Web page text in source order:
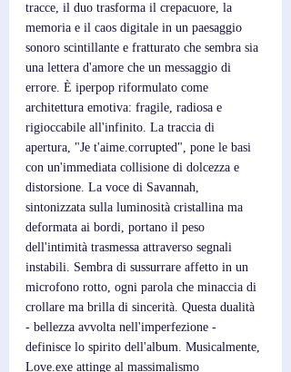
tracce, il duo trasforma il crepacuore, la
memoria e il caos digitale in un paesaggio
sonoro scintillante e fratturato che sembra sia
una lettera d'amore che un messaggio di
errore. È iperpop riformulato come
architettura emotiva: fragile, radiosa e
rigioccabile all'infinito. La traccia di
apertura, "Je t'aime.corrupted", pone le basi
con un'immediata collisione di dolcezza e
distorsione. La voce di Savannah,
sintonizzata sulla luminosità cristallina ma
deformata ai bordi, portano il peso
dell'intimità trasmessa attraverso segnali
instabili. Sembra di sussurrare affetto in un
microfono rotto, ogni parola che minaccia di
crollare ma brilla di sincerità. Questa dualità
- bellezza avvolta nell'imperfezione -
definisce lo spirito dell'album. Musicalmente,
Love.exe attinge al massimalismo